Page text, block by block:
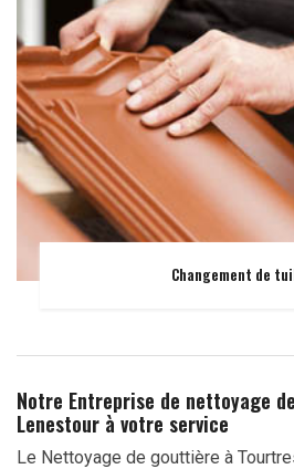
Changement de
Notre Entreprise de nettoyage
Lenestour à votre service
Le Nettoyage de gouttière à